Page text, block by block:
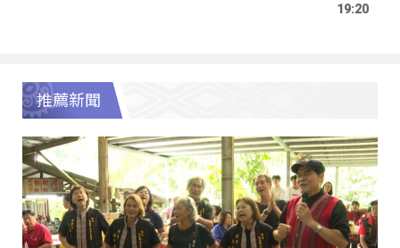
19:20
推薦新聞